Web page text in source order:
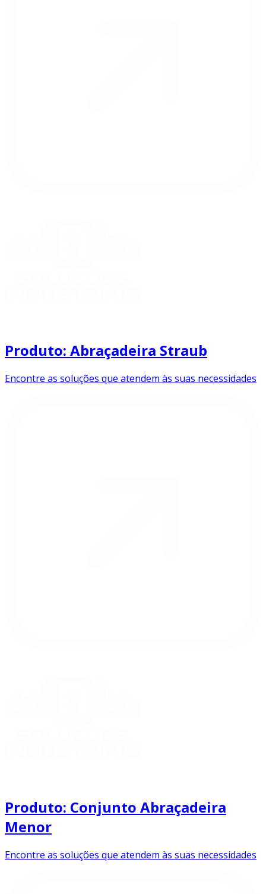
Produto: Abraçadeira Straub
Encontre as soluções que atendem às suas necessidades
Produto: Conjunto Abraçadeira
Menor
Encontre as soluções que atendem às suas necessidades